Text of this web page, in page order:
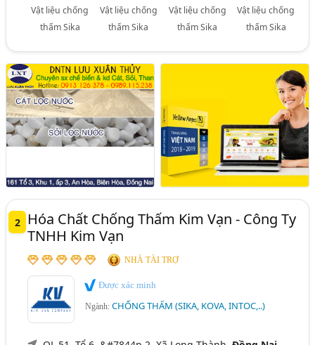
Vật liệu chống
thấm Sika
Vật liệu chống
thấm Sika
Vật liệu chống
thấm Sika
Vật liệu chống
thấm Sika
2
Hóa Chất Chống Thấm Kim Vạn - Công Ty
TNHH Kim Vạn
NHÀ TÀI TRỢ
Được xác minh
Ngành:CHỐNG THẤM (SIKA, KOVA, INTOC,..)